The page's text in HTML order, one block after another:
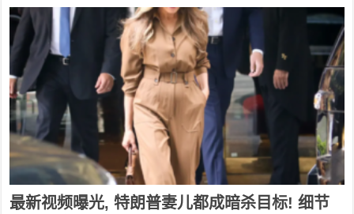
最新视频曝光, 特朗普妻儿都成暗杀目标! 细节